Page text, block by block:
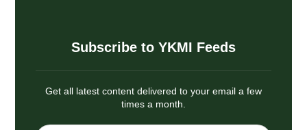
Subscribe to YKMI Feeds
Get all latest content delivered to your email a few
times a month.